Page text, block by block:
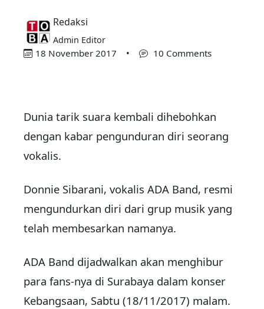
Redaksi
Admin Editor
18 November 2017 • 10 Comments
Dunia tarik suara kembali dihebohkan
dengan kabar pengunduran diri seorang
vokalis.
Donnie Sibarani, vokalis ADA Band, resmi
mengundurkan diri dari grup musik yang
telah membesarkan namanya.
ADA Band dijadwalkan akan menghibur
para fans-nya di Surabaya dalam konser
Kebangsaan, Sabtu (18/11/2017) malam.